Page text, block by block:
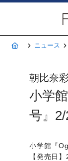
ホームニュース
朝比奈
小学
号』
小学館『
【発売日